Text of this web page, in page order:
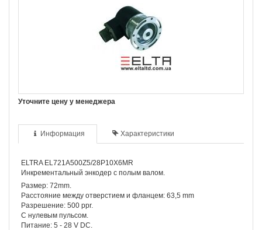
Уточните цену у менеджера
Информация Характеристики
ELTRA EL721A500Z5/28P10X6MR
Инкрементальный энкодер с полым валом.
Размер: 72mm.
Расстояние между отверстием и фланцем: 63,5 mm
Разрешение: 500 ppr.
С нулевым пульсом.
Питание: 5 - 28 V DC.